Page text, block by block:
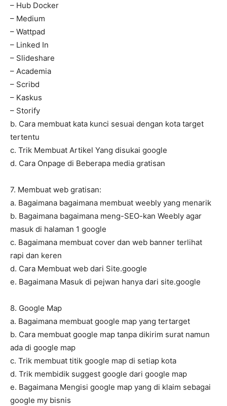
– Hub Docker
– Medium
– Wattpad
– Linked In
– Slideshare
– Academia
– Scribd
– Kaskus
– Storify
b. Cara membuat kata kunci sesuai dengan kota target
tertentu
c. Trik Membuat Artikel Yang disukai google
d. Cara Onpage di Beberapa media gratisan
7. Membuat web gratisan:
a. Bagaimana bagaimana membuat weebly yang menarik
b. Bagaimana bagaimana meng-SEO-kan Weebly agar
masuk di halaman 1 google
c. Bagaimana membuat cover dan web banner terlihat
rapi dan keren
d. Cara Membuat web dari Site.google
e. Bagaimana Masuk di pejwan hanya dari site.google
8. Google Map
a. Bagaimana membuat google map yang tertarget
b. Cara membuat google map tanpa dikirim surat namun
ada di google map
c. Trik membuat titik google map di setiap kota
d. Trik membidik suggest google dari google map
e. Bagaimana Mengisi google map yang di klaim sebagai
google my bisnis